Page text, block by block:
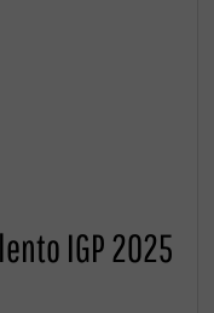
IGP 2025